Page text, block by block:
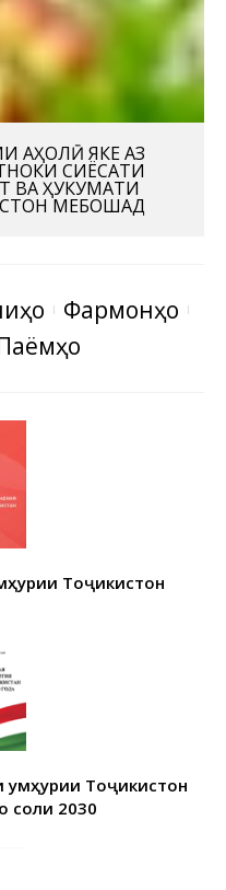
АҲОЛӢ ЯКЕ АЗ
СИЁСАТИ
ВА ҲУКУМАТИ
МЕБОШАД
Фармонҳо
Тоҷикистон
Тоҷикистон
соли 2030